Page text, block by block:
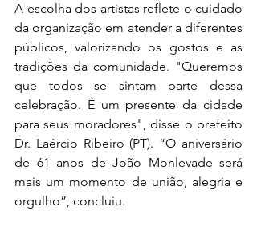
A escolha dos artistas reflete o cuidado
da organização em atender a diferentes
públicos, valorizando os gostos e as
tradições da comunidade. "Queremos
que todos se sintam parte dessa
celebração. É um presente da cidade
para seus moradores", disse o prefeito
Dr. Laércio Ribeiro (PT). “O aniversário
de 61 anos de João Monlevade será
mais um momento de união, alegria e
orgulho”, concluiu.